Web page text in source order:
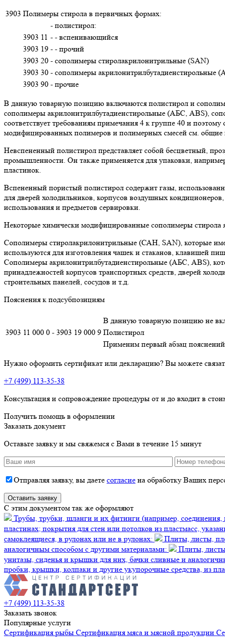
3903 Полимеры стирола в первичных формах:
- полистирол:
3903 11 - - вспенивающийся
3903 19 - - прочий
3903 20 - сополимеры стиролакрилонитрильные (SAN)
3903 30 - сополимеры акрилонитрилбутадиенстирольные
3903 90 - прочие
В данную товарную позицию включаются полистирол и
сополимеры акрилонитрилбутадиенстирольные (АБС, ABS),
соответствует требованиям примечания 4 к группе 40 и
модифицированных полимеров и полимерных смесей см. общие
Невспененный полистирол представляет собой бесцветный,
промышленности. Он также применяется для упаковки,
пластинок.
Вспененный пористый полистирол содержит газы,
для дверей холодильников, корпусов воздушных
использования и предметов сервировки.
Некоторые химически модифицированные сополимеры
Сополимеры стиролакрилонитрильные (САН, SAN), которые
используются для изготовления чашек и стаканов, клавишей
Сополимеры акрилонитрилбутадиенстирольные (АБС, ABS),
принадлежностей корпусов транспортных средств, дверей
строительных панелей, сосудов и т.д.
Пояснения к подсубпозициям
В данную товарную позицию не
3903 11 000 0 - 3903 19 000 9 Полистирол
Применим первый абзац
Нужно оформить сертификат или декларацию? Вы можете
+7 (499) 113-35-38
Консультация и сопровождение процедуры от и до входит в
Получить помощь в оформлении
Заказать документ
Оставьте заявку и мы свяжемся с Вами в течение 15 минут
Отправляя заявку, вы даете согласие на обработку Ваших
C этим документом так же оформляют
Трубы, трубки, шланги и их фитинги (например, соединения,
пластинах; покрытия для стен или потолков из пластмасс,
самоклеящиеся, в рулонах или не в рулонах:
Плиты, листы,
аналогичным способом с другими материалами:
Плиты,
унитазы, сиденья и крышки для них, бачки сливные и
пробки, крышки, колпаки и другие укупорочные средства, из
+7 (499) 113-35-38
Заказать звонок
Популярные услуги
Сертификация рыбы Сертификация мяса и мясной продукции